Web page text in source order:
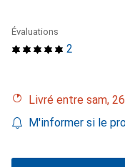
2
Évaluations
Livré entre sam,
M'informer si le